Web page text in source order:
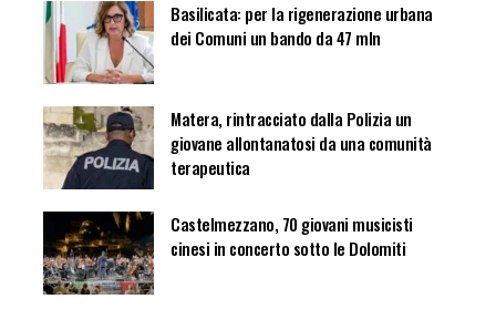
Basilicata: per la rigenerazione urbana
dei Comuni un bando da 47 mln
Matera, rintracciato dalla Polizia un
giovane allontanatosi da una comunità
terapeutica
Castelmezzano, 70 giovani musicisti
cinesi in concerto sotto le Dolomiti